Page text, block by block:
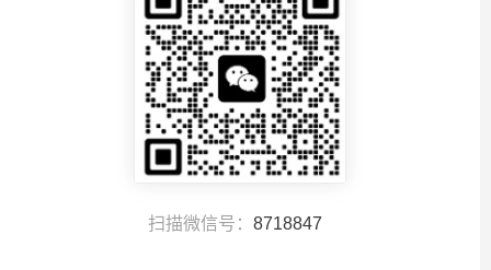
扫描微信号： 8718847